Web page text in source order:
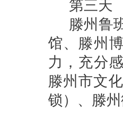
第三天
滕州鲁
馆、滕州
力，充分
滕州市文
锁）、滕